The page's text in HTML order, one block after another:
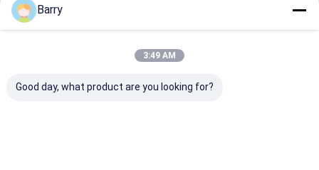
Barry
3:49 AM
Good day, what product are you looking for?